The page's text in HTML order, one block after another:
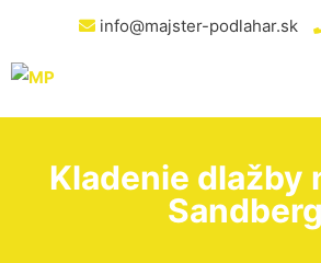
info@majster-podlahar.sk
Kladenie dlažby
Sandberg